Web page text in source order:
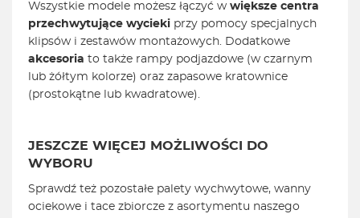
Wszystkie modele możesz łączyć w większe centra
przechwytujące wycieki przy pomocy specjalnych
klipsów i zestawów montażowych. Dodatkowe
akcesoria to także rampy podjazdowe (w czarnym
lub żółtym kolorze) oraz zapasowe kratownice
(prostokątne lub kwadratowe).
JESZCZE WIĘCEJ MOŻLIWOŚCI DO
WYBORU
Sprawdź też pozostałe palety wychwytowe, wanny
ociekowe i tace zbiorcze z asortymentu naszego